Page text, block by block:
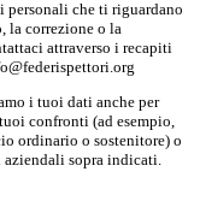
personali che ti riguardano
la correzione o la
attraverso i recapiti
i tuoi dati anche per
confronti (ad esempio,
ordinario o sostenitore) o
sopra indicati.